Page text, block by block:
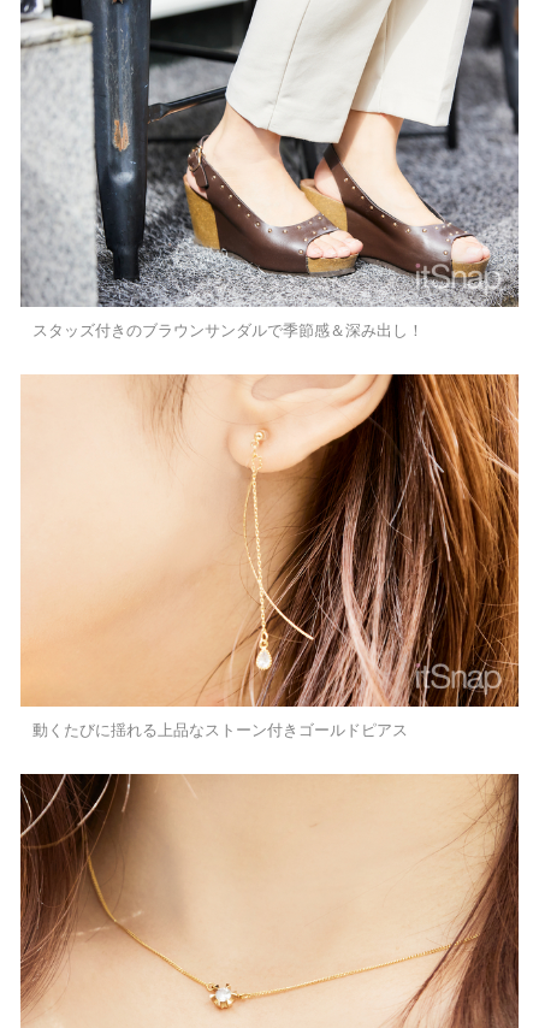
スタッズ付きのブラウンサンダルで季節感＆深み出し！
動くたびに揺れる上品なストーン付きゴールドピアス